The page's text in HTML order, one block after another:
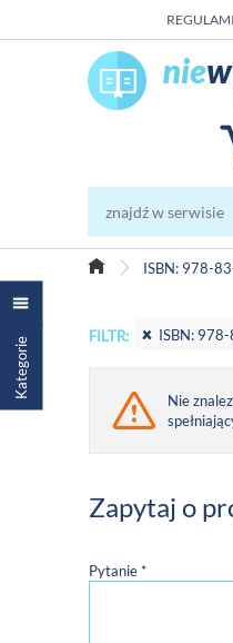
ISBN: 978-
Kategorie FILTR: ISBN:
Nie
Zapytaj o
Pytanie *